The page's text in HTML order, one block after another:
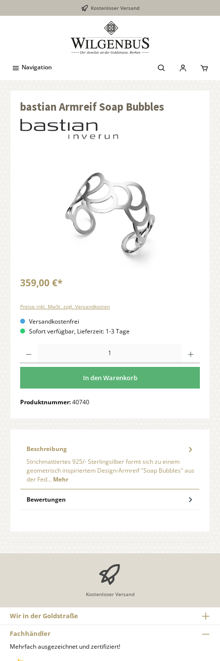
Kostenloser Versand
Navigation
bastian Armreif Soap Bubbles
359,00 €*
Preise inkl. MwSt. zzgl. Versandkosten
Versandkostenfrei
Sofort verfügbar, Lieferzeit: 1-3 Tage
In den Warenkorb
Produktnummer:40740
Beschreibung
Strichmattiertes 925/- Sterlingsilber formt sich zu einem
geometrisch inspiriertem Design-Armreif "Soap Bubbles" aus
der Fed… Mehr
Bewertungen
Kostenloser Versand
Wir in der Goldstraße
Fachhändler
Mehrfach ausgezeichnet und zertifiziert!